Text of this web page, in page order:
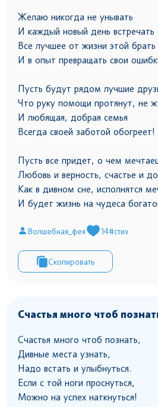
Желаю никогда не унывать
И каждый новый день встречать
Все лучшее от жизни этой брать
И в опыт превращать свои
Пусть будут рядом лучшие
Что руку помощи протянут, не
И любящая, добрая семья
Всегда своей заботой обогреет!
Пусть все придет, о чем
Любовь и верность, счастье и
Как в дивном сне, исполнятся
И будет жизнь на чудеса
Волшебная_фея 14#стих
Скопировать
Счастья много чтоб
Счастья много чтоб познать,
Дивные места узнать,
Надо встать и улыбнуться.
Если с той ноги проснуться,
Можно на успех наткнуться!